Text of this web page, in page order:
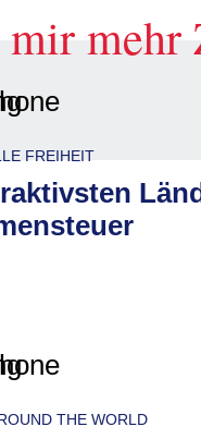
mehr
FREIHEIT
THE WORLD